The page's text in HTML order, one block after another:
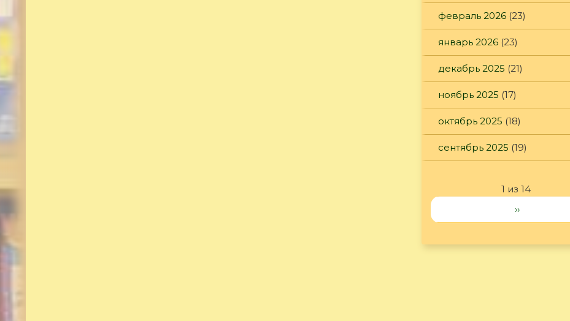
февраль 2026 (23)
январь 2026 (23)
декабрь 2025 (21)
ноябрь 2025 (17)
октябрь 2025 (18)
сентябрь 2025 (19)
1 из 14
››